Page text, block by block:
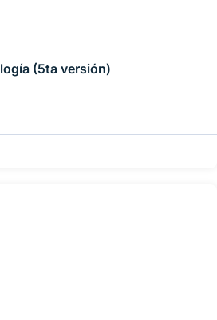
(5ta versión)